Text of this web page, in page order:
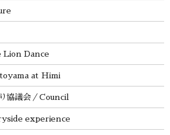
Lion Dance
at Himi
協議会／Council
experience